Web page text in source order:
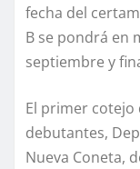
fecha del
B se pondrá en
septiembre y
El primer cotejo
debutantes,
Nueva Coneta,